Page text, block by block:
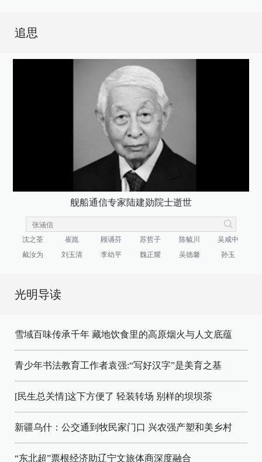
追思
舰船通信专家陆建勋院士逝世
沈之荃 崔崑 顾诵芬 苏哲子 陈毓川
吴咸中
戴汝为
刘玉清 李幼平 魏正耀 吴德馨 孙玉
光明导读
雪域百味传承千年 藏地饮食里的高原烟火与人文底蕴
青少年书法教育工作者袁强:“写好汉字”是美育之基
[民生总关情]这下方便了 轻装转场 别样的坝坝茶
新疆乌什：公交通到牧民家门口 兴农强产塑和美乡村
“东北超”票根经济助辽宁文旅体商深度融合